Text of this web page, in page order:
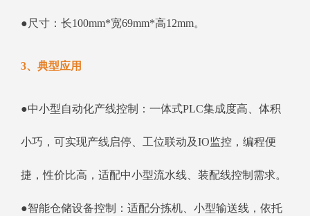
●尺寸：长100mm*宽69mm*高12mm。
3、典型应用
●中小型自动化产线控制：一体式PLC集成度高、体积
小巧，可实现产线启停、工位联动及IO监控，编程便
捷，性价比高，适配中小型流水线、装配线控制需求。
●智能仓储设备控制：适配分拣机、小型输送线，依托